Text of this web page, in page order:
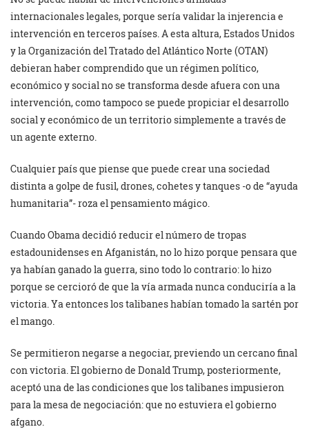
internacionales legales, porque sería validar la injerencia e
intervención en terceros países. A esta altura, Estados Unidos
y la Organización del Tratado del Atlántico Norte (OTAN)
debieran haber comprendido que un régimen político,
económico y social no se transforma desde afuera con una
intervención, como tampoco se puede propiciar el desarrollo
social y económico de un territorio simplemente a través de
un agente externo.
Cualquier país que piense que puede crear una sociedad
distinta a golpe de fusil, drones, cohetes y tanques -o de “ayuda
humanitaria”- roza el pensamiento mágico.
Cuando Obama decidió reducir el número de tropas
estadounidenses en Afganistán, no lo hizo porque pensara que
ya habían ganado la guerra, sino todo lo contrario: lo hizo
porque se cercioró de que la vía armada nunca conduciría a la
victoria. Ya entonces los talibanes habían tomado la sartén por
el mango.
Se permitieron negarse a negociar, previendo un cercano final
con victoria. El gobierno de Donald Trump, posteriormente,
aceptó una de las condiciones que los talibanes impusieron
para la mesa de negociación: que no estuviera el gobierno
afgano.